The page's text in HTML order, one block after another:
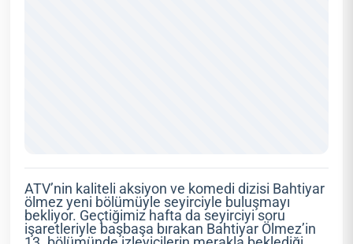
ATV’nin kaliteli aksiyon ve komedi dizisi Bahtiyar
ölmez yeni bölümüyle seyirciyle buluşmayı
bekliyor. Geçtiğimiz hafta da seyirciyi soru
işaretleriyle başbaşa bırakan Bahtiyar Ölmez’in